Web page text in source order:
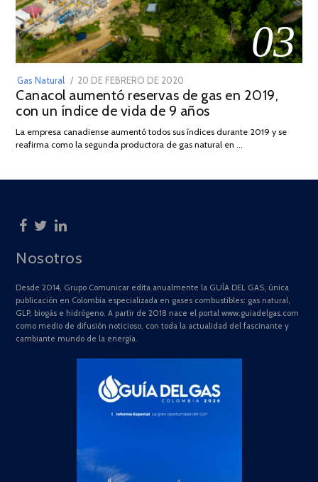
03
Gas Natural
POSTED
ON
20 DE FEBRERO DE 2020
DE
JULIO
2025
Canacol aumentó reservas de gas en 2019,
con un índice de vida de 9 años
La empresa canadiense aumentó todos sus índices durante 2019 y se
reafirma como la segunda productora de gas natural en …
Nosotros
Desde 2014, Grupo Comunicar edita anualmente la GUÍA DEL GAS, única
publicación en Colombia especializada en gases combustibles: gas natural,
GLP, biogás e hidrógeno. A partir de 2018 nace el portal www.guiadelgas.com
como medio de difusión noticioso, con toda la actualidad del fascinante y
cambiante mundo de la energía.